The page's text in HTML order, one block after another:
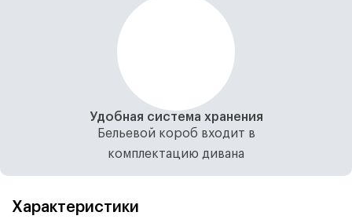
Удобная система хранения
Бельевой короб входит в
комплектацию дивана
Характеристики